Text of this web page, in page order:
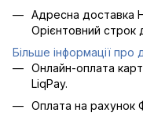
Адресна доставка
Орієнтовний строк
Більше інформації про
Онлайн-оплата
LiqPay.
Оплата на рахунок